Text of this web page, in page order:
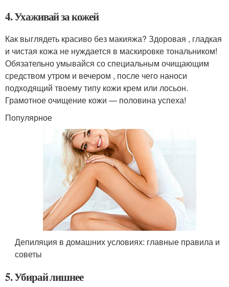
4. Ухаживай за кожей
Как выглядеть красиво без макияжа? Здоровая , гладкая
и чистая кожа не нуждается в маскировке тональником!
Обязательно умывайся со специальным очищающим
средством утром и вечером , после чего наноси
подходящий твоему типу кожи крем или лосьон.
Грамотное очищение кожи — половина успеха!
Популярное
Депиляция в домашних условиях: главные правила и
советы
5. Убирай лишнее